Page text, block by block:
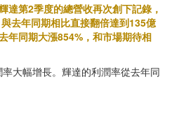
達第2季度的總營收再次創下記錄，
去年同期相比直接翻倍達到135億
年同期大漲854%，和市場期待相
大幅增長。輝達的利潤率從去年同